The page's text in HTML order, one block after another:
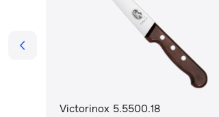
Victorinox 5.5500.18